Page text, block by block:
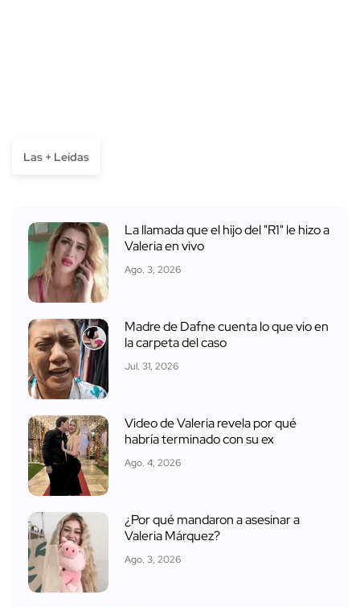
Las + Leídas
La llamada que el hijo del "R1" le hizo a
Valeria en vivo
Ago. 3, 2026
Madre de Dafne cuenta lo que vio en
la carpeta del caso
Jul. 31, 2026
Video de Valeria revela por qué
habría terminado con su ex
Ago. 4, 2026
¿Por qué mandaron a asesinar a
Valeria Márquez?
Ago. 3, 2026